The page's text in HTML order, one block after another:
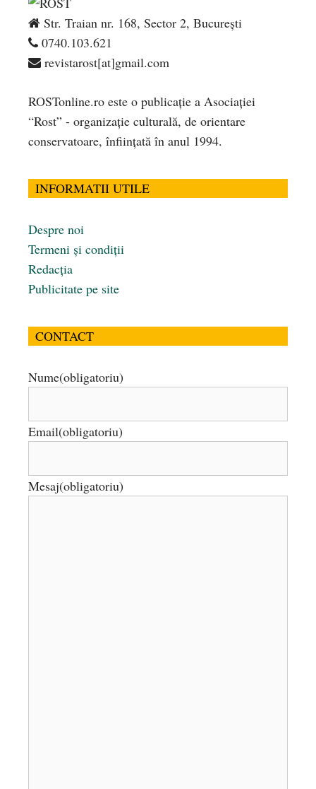
Str. Traian nr. 168, Sector 2, București
0740.103.621
revistarost[at]gmail.com
ROSTonline.ro este o publicaţie a Asociaţiei
“Rost” - organizaţie culturală, de orientare
conservatoare, înfiinţată în anul 1994.
INFORMATII UTILE
Despre noi
Termeni și condiții
Redacția
Publicitate pe site
CONTACT
Nume(obligatoriu)
Email(obligatoriu)
Mesaj(obligatoriu)